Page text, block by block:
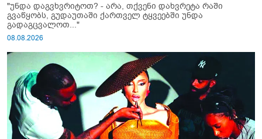
"უნდა დაგვხვრიტოთ? - არა, თქვენი დახვრეტა რაში
გვაწყობს, გუდაუთაში ქართველ ტყვეებში უნდა
გადაგცვალოთ..."
08.08.2026